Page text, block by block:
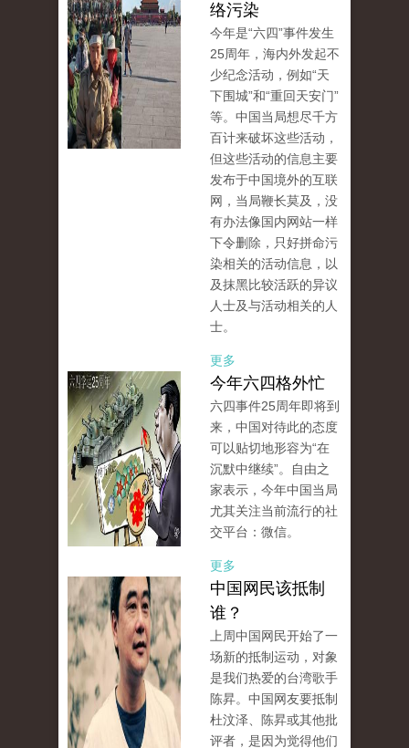
络污染
今年是“六四”事件发生
25周年，海内外发起不
少纪念活动，例如“天
下围城”和“重回天安门”
等。中国当局想尽千方
百计来破坏这些活动，
但这些活动的信息主要
发布于中国境外的互联
网，当局鞭长莫及，没
有办法像国内网站一样
下令删除，只好拼命污
染相关的活动信息，以
及抹黑比较活跃的异议
人士及与活动相关的人
士。
更多
今年六四格外忙
六四事件25周年即将到
来，中国对待此的态度
可以贴切地形容为“在
沉默中继续”。自由之
家表示，今年中国当局
尤其关注当前流行的社
交平台：微信。
更多
中国网民该抵制
谁？
上周中国网民开始了一
场新的抵制运动，对象
是我们热爱的台湾歌手
陈昇。中国网友要抵制
杜汶泽、陈昇或其他批
评者，是因为觉得他们